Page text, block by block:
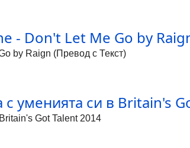
- Don't Let Me Go by
by Raign (Превод с Текст)
уменията си в Britain's
Got Talent 2014